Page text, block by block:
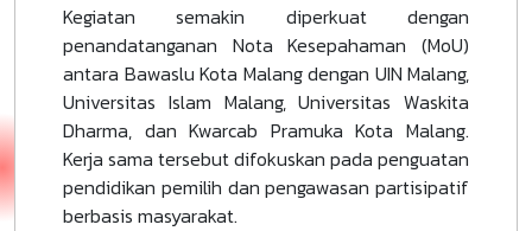
Kegiatan semakin diperkuat dengan
penandatanganan Nota Kesepahaman (MoU)
antara Bawaslu Kota Malang dengan UIN Malang,
Universitas Islam Malang, Universitas Waskita
Dharma, dan Kwarcab Pramuka Kota Malang.
Kerja sama tersebut difokuskan pada penguatan
pendidikan pemilih dan pengawasan partisipatif
berbasis masyarakat.